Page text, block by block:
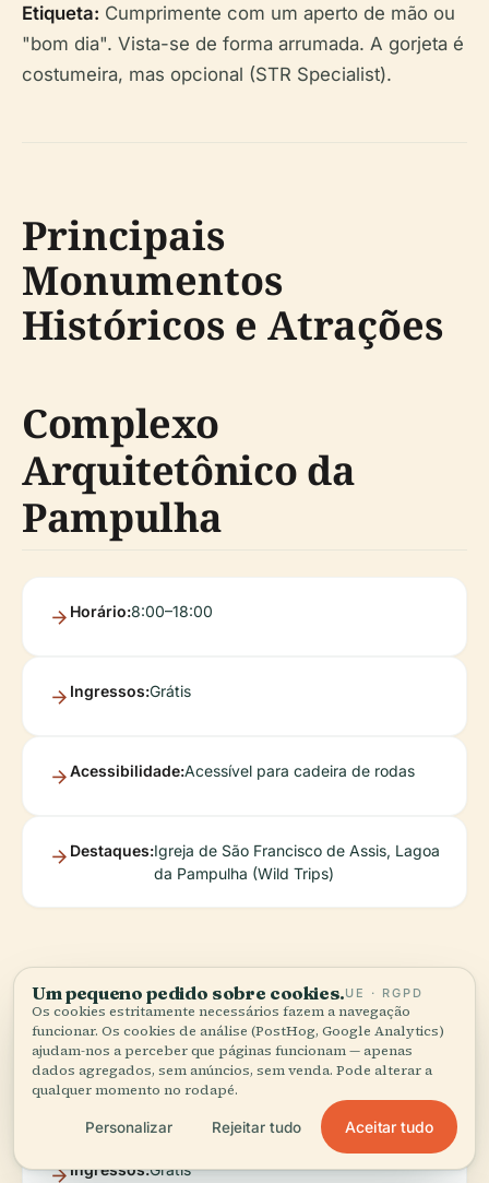
Etiqueta: Cumprimente com um aperto de mão ou
"bom dia". Vista-se de forma arrumada. A gorjeta é
costumeira, mas opcional (STR Specialist).
Principais
Monumentos
Históricos e Atrações
Complexo
Arquitetônico da
Pampulha
Horário:8:00–18:00
Ingressos:Grátis
Acessibilidade:Acessível para cadeira de rodas
Destaques:Igreja de São Francisco de Assis, Lagoa
da Pampulha (Wild Trips)
Mercado Central
Horário:Seg–Sáb 7:00–18:00; fechado aos
domingos
Ingressos:Grátis
Um pequeno pedido sobre cookies.UE · RGPD
Os cookies estritamente necessários fazem a navegação
funcionar. Os cookies de análise (PostHog, Google Analytics)
ajudam-nos a perceber que páginas funcionam — apenas
dados agregados, sem anúncios, sem venda. Pode alterar a
qualquer momento no rodapé.
Personalizar Rejeitar tudo Aceitar tudo